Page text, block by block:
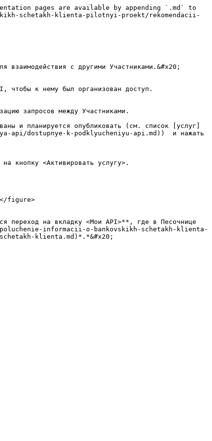
pages are available by appending `.md` to
schetakh-klienta-pilotnyi-proekt/rekomendacii-
взаимодействия с другими Участниками.&#x20;
чтобы к нему был организован доступ.
запросов между Участниками.
и планируется опубликовать (см. список [услуг]
api/dostupnye-k-podklyucheniyu-api.md))  и нажать
кнопку <Активировать услугу>.
figure>
переход на вкладку <Мои API>**, где в Песочнице
poluchenie-informacii-o-bankovskikh-schetakh-klienta-
klienta.md)*.*&#x20;